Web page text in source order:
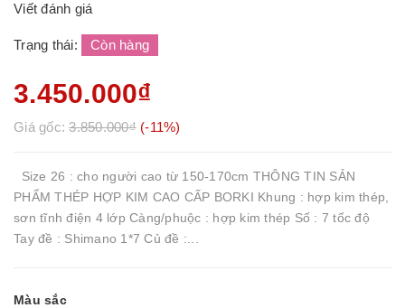
Viết đánh giá
Trạng thái: Còn hàng
3.450.000₫
Giá gốc:3.850.000₫ (-11%)
Size 26 : cho người cao từ 150-170cm THÔNG TIN SẢN
PHẨM THÉP HỢP KIM CAO CẤP BORKI Khung : hợp kim thép,
sơn tĩnh điện 4 lớp Càng/phuộc : hợp kim thép Số : 7 tốc độ
Tay đề : Shimano 1*7 Củ đề :...
Màu sắc